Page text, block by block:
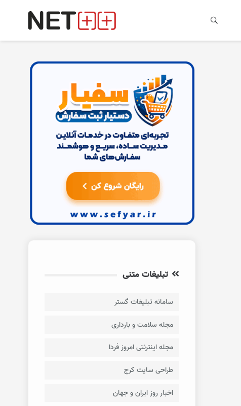
تبلیغات متنی
سامانه تبلیغات گستر
مجله سلامت و بارداری
مجله اینترنتی امروز فردا
طراحی سایت کرج
اخبار روز ایران و جهان